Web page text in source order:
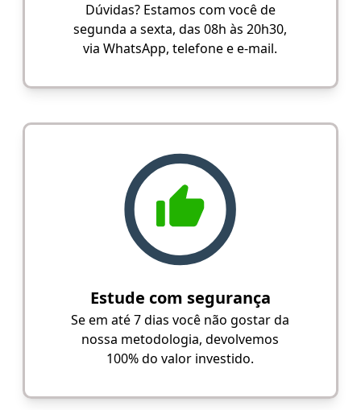
Dúvidas? Estamos com você de
segunda a sexta, das 08h às 20h30,
via WhatsApp, telefone e e-mail.
Estude com segurança
Se em até 7 dias você não gostar da
nossa metodologia, devolvemos
100% do valor investido.